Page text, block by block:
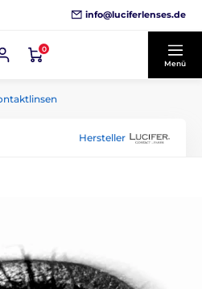
info@luciferlenses.de
0
Menü
Hersteller